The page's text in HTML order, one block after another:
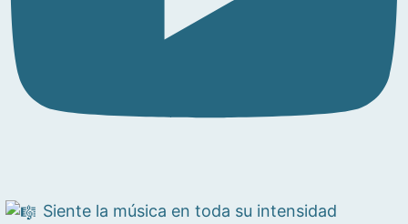
Siente la música en toda su intensidad